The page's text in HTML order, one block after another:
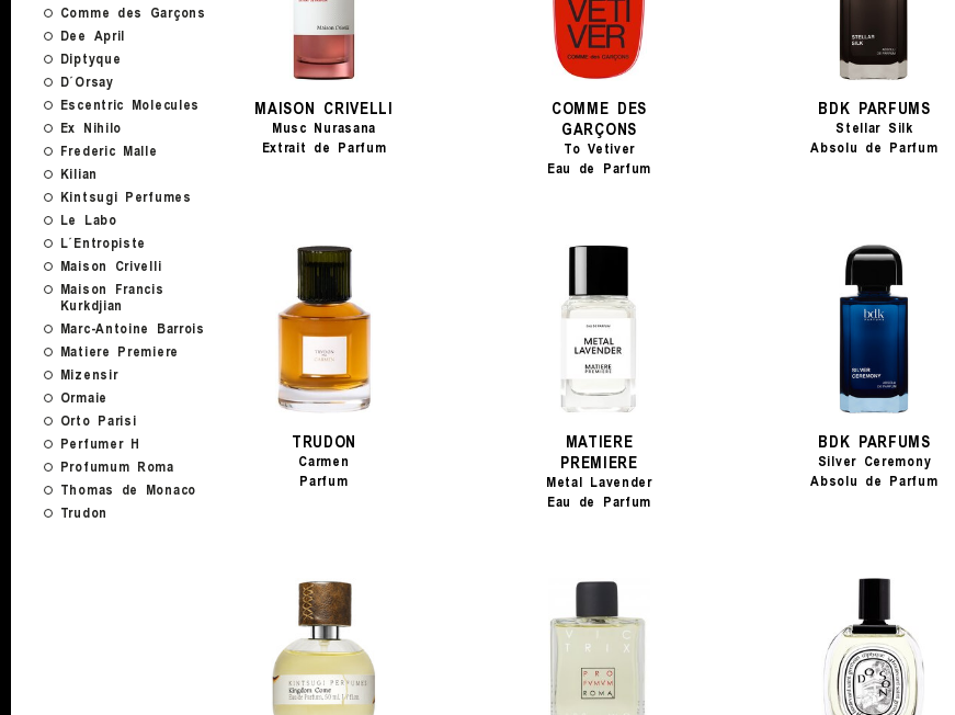
Comme des Garçons
Dee April
Diptyque
D´Orsay
Escentric Molecules
Ex Nihilo
Frederic Malle
Kilian
Kintsugi Perfumes
Le Labo
L´Entropiste
Maison Crivelli
Maison Francis
Kurkdjian
Marc-Antoine Barrois
Matiere Premiere
Mizensir
Ormaie
Orto Parisi
Perfumer H
Profumum Roma
Thomas de Monaco
Trudon
MAISON CRIVELLI
Musc Nurasana
Extrait de Parfum
COMME DES
GARÇONS
To Vetiver
Eau de Parfum
BDK PARFUMS
Stellar Silk
Absolu de Parfum
TRUDON
Carmen
Parfum
MATIERE
PREMIERE
Metal Lavender
Eau de Parfum
BDK PARFUMS
Silver Ceremony
Absolu de Parfum